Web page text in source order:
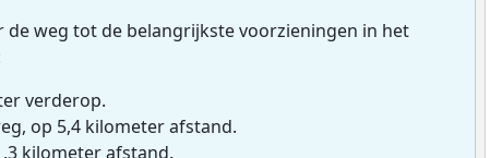
de weg tot de belangrijkste voorzieningen in het
verderop.
op 5,4 kilometer afstand.
kilometer afstand.